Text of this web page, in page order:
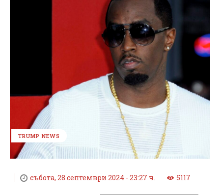
TRUMP NEWS
събота, 28 септември 2024 - 23:27 ч. 5117